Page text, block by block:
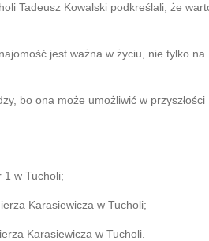
Tadeusz Kowalski podkreślali, że
jest ważna w życiu, nie tylko na
bo ona może umożliwić w przyszłości
1 w Tucholi;
Karasiewicza w Tucholi;
Karasiewicza w Tucholi.